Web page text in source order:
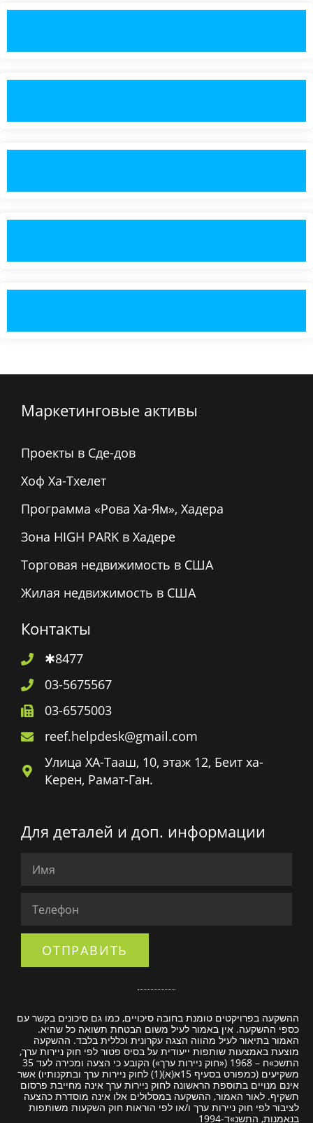
Маркетинговые активы
Проекты в Сде-дов
Хоф Ха-Тхелет
Программа «Рова Ха-Ям», Хадера
Зона HIGH PARK в Хадере
Торговая недвижимость в США
Жилая недвижимость в США
Контакты
✱8477
03-5675567
03-6575003
reef.helpdesk@gmail.com
Улица ХА-Тааш, 10, этаж 12, Беит ха-
Керен, Рамат-Ган.
Для деталей и доп. информации
ОТПРАВИТЬ
ההשקעה בפרויקטים טומנת בחובה סיכויים, כמו גם סיכונים בקשר עם
כספי ההשקעה. אין באמור לעיל משום הבטחת תשואה כל שהיא.
האמור בתיאור לעיל מהווה הצגה עקרונית וכללית בלבד. ההשקעה
מוצעת באמצעות שותפות ייעודית על בסיס פטור לפי חוק ניירות ערך,
התשכ»ח – 1968 («חוק ניירות ערך») הקובע כי הצעה ומכירה לעד 35
משקיעים (כמפורט בסעיף 15א(א)(1) לחוק ניירות ערך
ובתקנותיו) אשר
אינם מנויים בתוספת הראשונה לחוק ניירות ערך אינה מחייבת פרסום
תשקיף. לאור האמור, ההשקעה במסלולים אלו אינה מוסדרת כהצעה
לציבור לפי חוק ניירות ערך ו/או לפי הוראות חוק השקעות משותפות
בנאמנות, התשנ»ד-1994